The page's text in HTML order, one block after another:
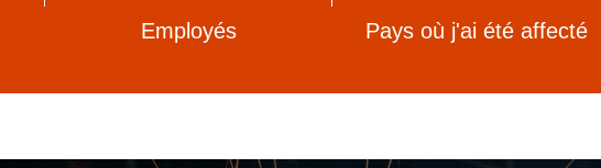
Employés Pays où j'ai été affecté